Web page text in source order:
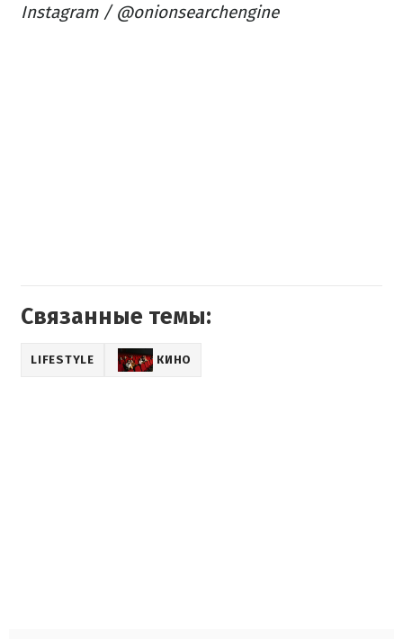
Instagram / @onionsearchengine
Связанные темы:
LIFESTYLE КИНО